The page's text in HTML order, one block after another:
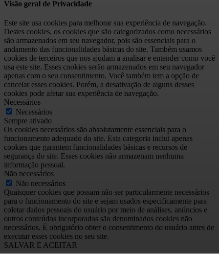
Visão geral de Privacidade
Este site usa cookies para melhorar sua experiência de navegação.
Destes cookies, os cookies que são categorizados como necessários
são armazenados em seu navegador, pois são essenciais para o
andamento das funcionalidades básicas do site. Também usamos
cookies de terceiros que nos ajudam a analisar e entender como você
usa este site. Esses cookies serão armazenados em seu navegador
apenas com o seu consentimento. Você também tem a opção de
cancelar esses cookies. Porém, a desativação de alguns desses
cookies pode afetar sua experiência de navegação.
Necessários
Necessários
Sempre ativado
Os cookies necessários são absolutamente essenciais para o
funcionamento adequado do site. Esta categoria inclui apenas
cookies que garantem funcionalidades básicas e recursos de
segurança do site. Esses cookies não armazenam nenhuma
informação pessoal.
Não necessários
Não necessários
Quaisquer cookies que possam não ser particularmente necessários
para o funcionamento do site e sejam usados especificamente para
coletar dados pessoais do usuário por meio de análises, anúncios e
outros conteúdos incorporados são denominados cookies não
necessários. É obrigatório obter o consentimento do usuário antes de
executar esses cookies no seu site.
SALVAR E ACEITAR